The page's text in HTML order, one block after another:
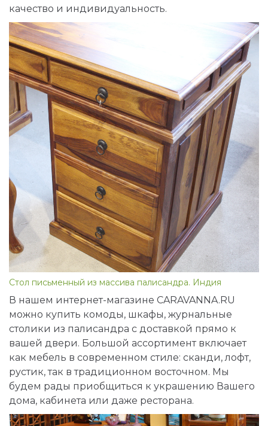
качество и индивидуальность.
Стол письменный из массива палисандра. Индия
В нашем интернет-магазине CARAVANNA.RU
можно купить комоды, шкафы, журнальные
столики из палисандра с доставкой прямо к
вашей двери. Большой ассортимент включает
как мебель в современном стиле: сканди, лофт,
рустик, так в традиционном восточном. Мы
будем рады приобщиться к украшению Вашего
дома, кабинета или даже ресторана.